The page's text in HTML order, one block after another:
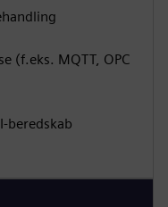
(f.eks. MQTT, OPC
beredskab